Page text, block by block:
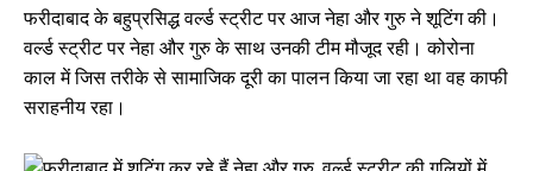
फरीदाबाद के बहुप्रसिद्ध वर्ल्ड स्ट्रीट पर आज नेहा और गुरु ने शूटिंग की।
वर्ल्ड स्ट्रीट पर नेहा और गुरु के साथ उनकी टीम मौजूद रही। कोरोना
काल में जिस तरीके से सामाजिक दूरी का पालन किया जा रहा था वह काफी
सराहनीय रहा।